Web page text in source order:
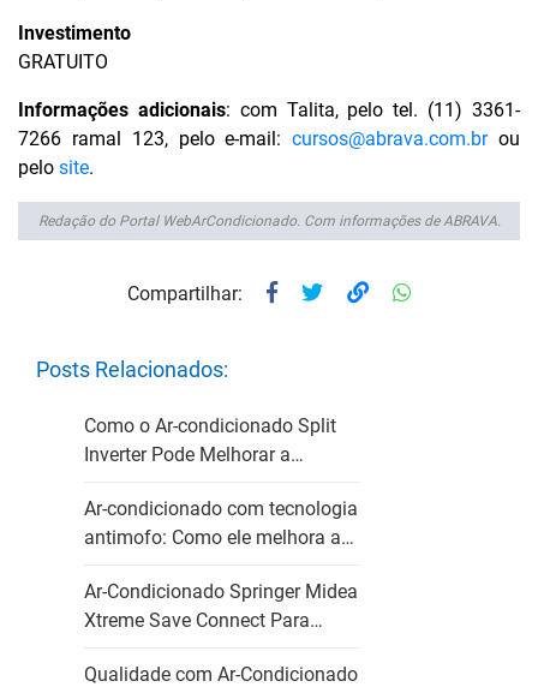
Investimento
GRATUITO
Informações adicionais: com Talita, pelo tel. (11) 3361-
7266 ramal 123, pelo e-mail:cursos@abrava.com.brou
pelo site.
Redação do Portal WebArCondicionado. Com informações de ABRAVA.
Compartilhar:
Posts Relacionados:
Como o Ar-condicionado Split
Inverter Pode Melhorar a…
Ar-condicionado com tecnologia
antimofo: Como ele melhora a…
Ar-Condicionado Springer Midea
Xtreme Save Connect Para…
Qualidade com Ar-Condicionado